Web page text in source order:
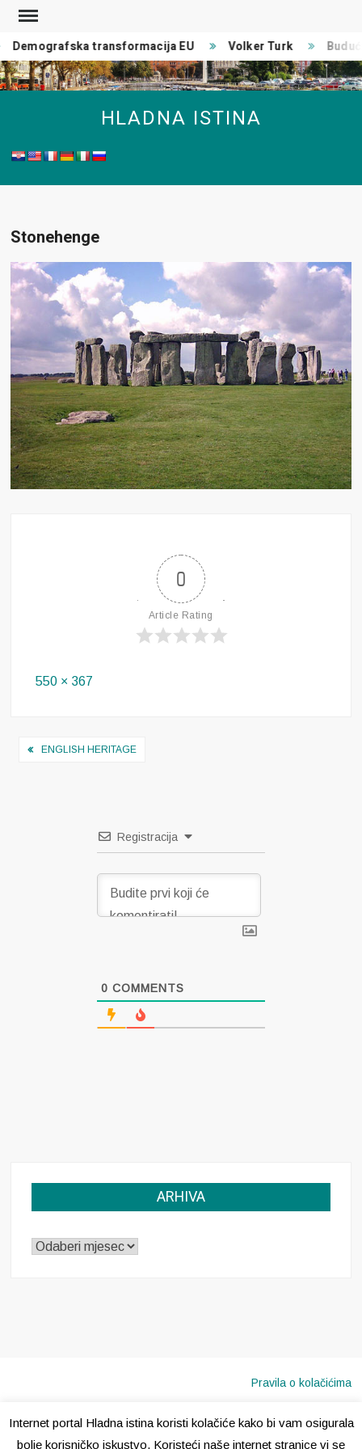
Skip
content
Demografska transformacija EU Volker Turk
HLADNA ISTINA
Stonehenge
0
Article Rating
Full
550 × 367
Navigacija
ENGLISH HERITAGE
Registracija
0 COMMENTS
ARHIVA
ARHIVA
Pravila o kolačićima
Internet portal Hladna istina koristi kolačiće kako bi vam osigurala
bolje korisničko iskustvo. Koristeći naše internet stranice vi se
Copyright © 2020 · Sva prava pridržana · Hladna Istina